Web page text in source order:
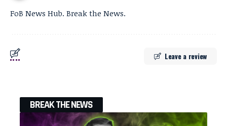
FoB News Hub. Break the News.
Leave a review
BREAK THE NEWS